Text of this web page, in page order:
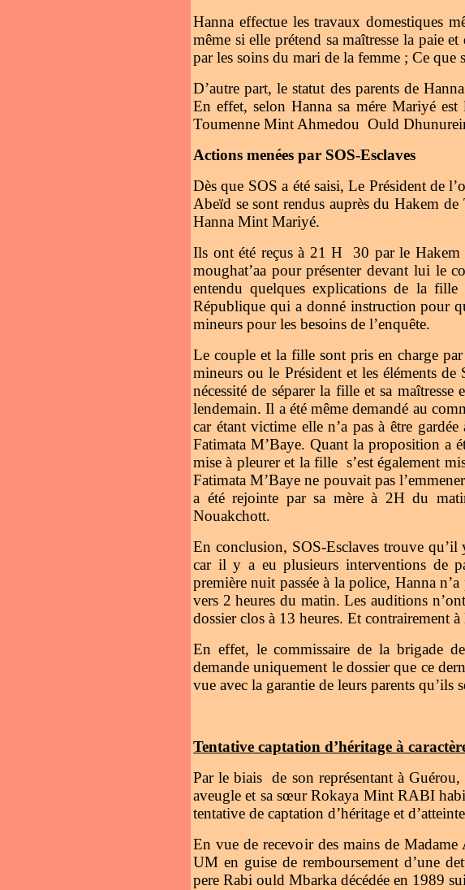
Hanna effectue les travaux domestiques
même si elle prétend sa maîtresse la paie
par les soins du mari de la femme ; Ce que
D’autre part, le statut des parents de
En effet, selon Hanna sa mére Mariyé
Toumenne Mint Ahmedou Ould
Actions menées par SOS-Esclaves
Dès que SOS a été saisi, Le Président de
Abeïd se sont rendus auprès du Hakem
Hanna Mint Mariyé.
Ils ont été reçus à 21 H 30 par le Hakem
moughat’aa pour présenter devant lui le
entendu quelques explications de la
République qui a donné instruction pour
mineurs pour les besoins de l’enquête.
Le couple et la fille sont pris en charge
mineurs ou le Président et les éléments
nécessité de séparer la fille et sa
lendemain. Il a été même demandé au
car étant victime elle n’a pas à être
Fatimata M’Baye. Quant la proposition a
mise à pleurer et la fille s’est également
Fatimata M’Baye ne pouvait pas
a été rejointe par sa mère à 2H du
Nouakchott.
En conclusion, SOS-Esclaves trouve
car il y a eu plusieurs interventions de
première nuit passée à la police, Hanna
vers 2 heures du matin. Les auditions
dossier clos à 13 heures. Et contrairement
En effet, le commissaire de la brigade
demande uniquement le dossier que ce
vue avec la garantie de leurs parents qu’ils
Tentative captation d’héritage à
Par le biais de son représentant à
aveugle et sa sœur Rokaya Mint RABI
tentative de captation d’héritage et
En vue de recevoir des mains de
UM en guise de remboursement d’une
pere Rabi ould Mbarka décédée en 1989